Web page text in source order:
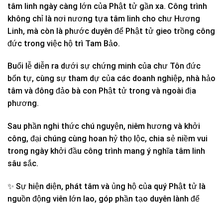
tâm linh ngày càng lớn của Phật tử gần xa. Công trình
không chỉ là nơi nương tựa tâm linh cho chư Hương
Linh, mà còn là phước duyên để Phật tử gieo trồng công
đức trong việc hộ trì Tam Bảo.
Buổi lễ diễn ra dưới sự chứng minh của chư Tôn đức
bổn tự, cùng sự tham dự của các doanh nghiệp, nhà hảo
tâm và đông đảo bà con Phật tử trong và ngoài địa
phương.
Sau phần nghi thức chú nguyện, niêm hương và khởi
công, đại chúng cùng hoan hỷ thọ lộc, chia sẻ niềm vui
trong ngày khởi đầu công trình mang ý nghĩa tâm linh
sâu sắc.
✨ Sự hiện diện, phát tâm và ủng hộ của quý Phật tử là
nguồn động viên lớn lao, góp phần tạo duyên lành để